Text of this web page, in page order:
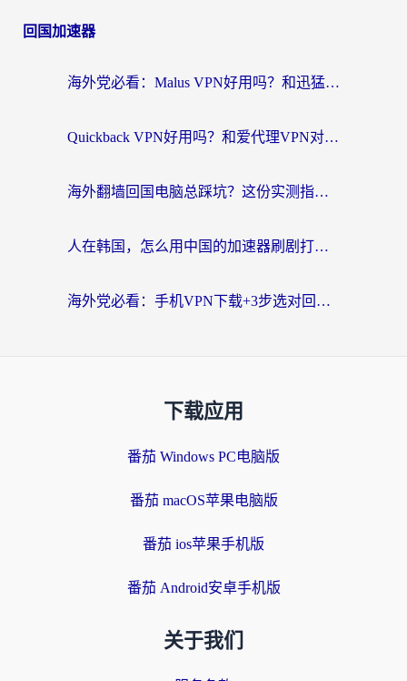
回国加速器
海外党必看：Malus VPN好用吗？和迅猛兔VPN对比哪个回国效果更好？附真实体验与避坑指南
Quickback VPN好用吗？和爱代理VPN对比哪个回国效果更好？
海外翻墙回国电脑总踩坑？这份实测指南帮你选对加速器（附ChickCNinitapMalus对比）
人在韩国，怎么用中国的加速器刷剧打游戏？这份真实体验指南给你答案
海外党必看：手机VPN下载+3步选对回国加速器，无缝刷国内资源不再愁
下载应用
番茄 Windows PC电脑版
番茄 macOS苹果电脑版
番茄 ios苹果手机版
番茄 Android安卓手机版
关于我们